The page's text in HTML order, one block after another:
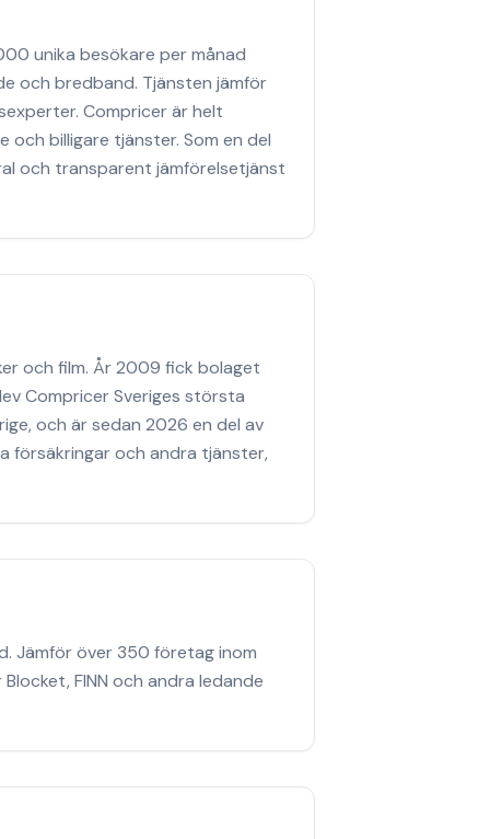
unika besökare per månad
och bredband. Tjänsten jämför
Compricer är helt
billigare tjänster. Som en del
och transparent jämförelsetjänst
och film. År 2009 fick bolaget
Compricer Sveriges största
och är sedan 2026 en del av
försäkringar och andra tjänster,
Jämför över 350 företag inom
FINN och andra ledande